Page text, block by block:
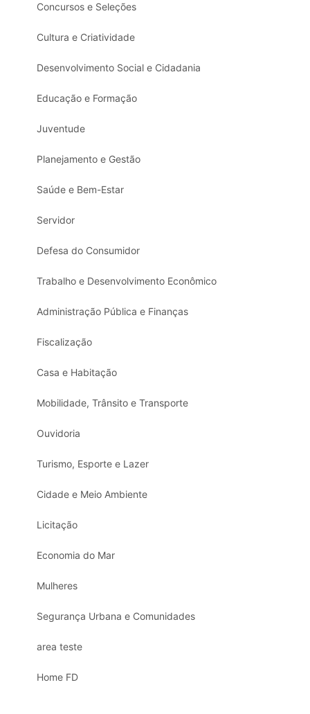
Concursos e Seleções
Cultura e Criatividade
Desenvolvimento Social e Cidadania
Educação e Formação
Juventude
Planejamento e Gestão
Saúde e Bem-Estar
Servidor
Defesa do Consumidor
Trabalho e Desenvolvimento Econômico
Administração Pública e Finanças
Fiscalização
Casa e Habitação
Mobilidade, Trânsito e Transporte
Ouvidoria
Turismo, Esporte e Lazer
Cidade e Meio Ambiente
Licitação
Economia do Mar
Mulheres
Segurança Urbana e Comunidades
area teste
Home FD